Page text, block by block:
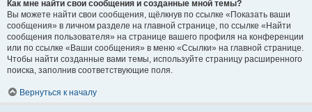
Как мне найти свои сообщения и созданные мной темы?
Вы можете найти свои сообщения, щёлкнув по ссылке «Показать ваши
сообщения» в личном разделе на главной странице, по ссылке «Найти
сообщения пользователя» на странице вашего профиля на конференции
или по ссылке «Ваши сообщения» в меню «Ссылки» на главной странице.
Чтобы найти созданные вами темы, используйте страницу расширенного
поиска, заполнив соответствующие поля.
Вернуться к началу